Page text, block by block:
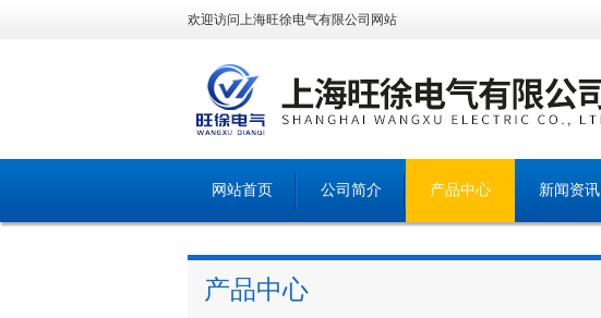
欢迎访问上海旺徐电气有限公司网站
网站首页 公司简介 产品中心 新闻资讯
产品中心